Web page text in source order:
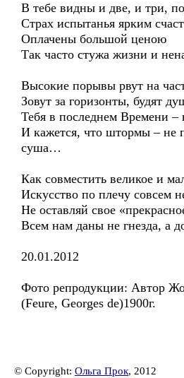
В тебе видны и две, и три,
Страх испытанья ярким
Оплачены большой ценою
Так часто стужа жизни и
Высокие порывы рвут на
Зовут за горизонты, будят
Тебя в последнем Времени –
И кажется, что штормы – не
суша…
Как совместить великое и
Искусство по плечу совсем
Не оставляй свое
Всем нам даны не гнезда, а
20.01.2012
Фото репродукции: Автор
(Feure, Georges de)1900г.
© Copyright: Ольга Прок, 2012